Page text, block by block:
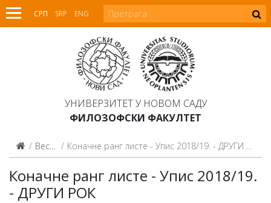
СРП SRP ENG
УНИВЕРЗИТЕТ У НОВОМ САДУ
ФИЛОЗОФСКИ ФАКУЛТЕТ
Вести Коначне ранг листе - Упис 2018/19. - ДРУГИ РОК
Коначне ранг листе - Упис 2018/19.
- ДРУГИ РОК